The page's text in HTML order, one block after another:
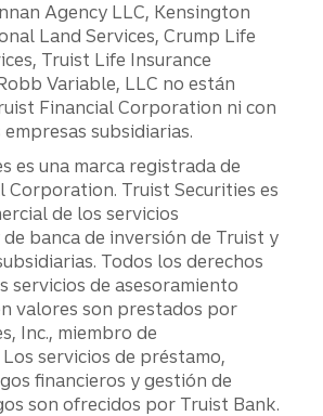
Agency LLC, Kensington
Land Services, Crump Life
Truist Life Insurance
Variable, LLC no están
Financial Corporation ni con
empresas subsidiarias.
es una marca registrada de
Corporation. Truist Securities es
de los servicios
banca de inversión de Truist y
Todos los derechos
servicios de asesoramiento
valores son prestados por
Inc., miembro de
Los servicios de préstamo,
financieros y gestión de
son ofrecidos por Truist Bank.